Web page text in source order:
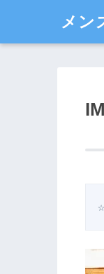
メン